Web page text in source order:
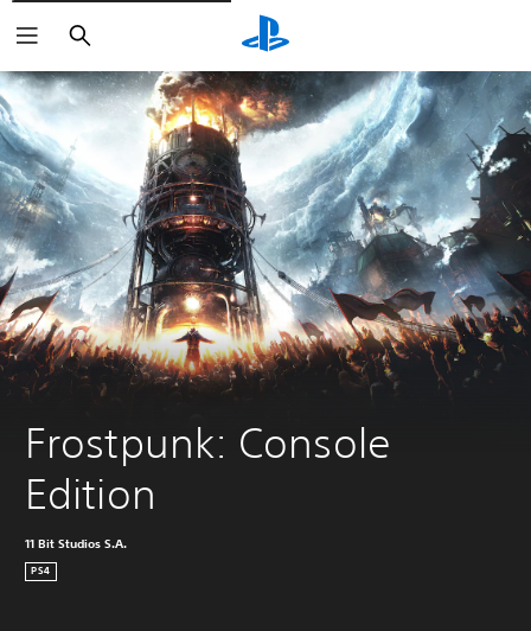
Buscar
Frostpunk: Console
Edition
11 Bit Studios S.A.
PS4